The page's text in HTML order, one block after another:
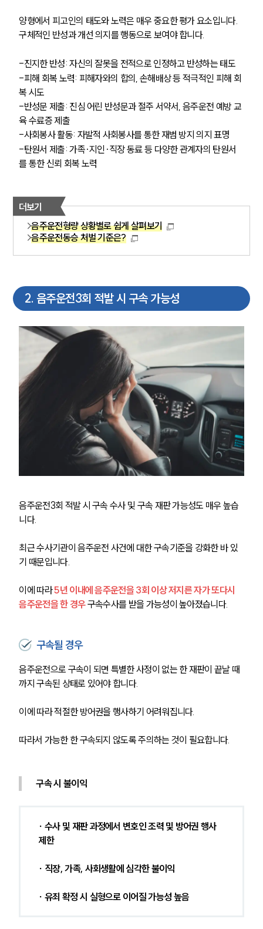
양형에서 피고인의 태도와 노력은 매우 중요한 평가 요소입니다.
구체적인 반성과 개선 의지를 행동으로 보여야 합니다.
-진지한 반성: 자신의 잘못을 전적으로 인정하고 반성하는 태도
-피해 회복 노력: 피해자와의 합의, 손해배상 등 적극적인 피해 회
복 시도
-반성문 제출: 진심 어린 반성문과 절주 서약서, 음주운전 예방 교
육 수료증 제출
-사회봉사 활동: 자발적 사회봉사를 통한 재범 방지 의지 표명
-탄원서 제출: 가족·지인·직장 동료 등 다양한 관계자의 탄원서
를 통한 신뢰 회복 노력
더보기
음주운전형량 상황별로 쉽게 살펴보기
음주운전동승 처벌 기준은?
2. 음주운전3회 적발 시 구속 가능성
음주운전3회 적발 시 구속 수사 및 구속 재판 가능성도 매우 높습
니다.
최근 수사기관이 음주운전 사건에 대한 구속기준을 강화한 바 있
기 때문입니다.
이에 따라 5년 이내에 음주운전을 3회 이상 저지른 자가 또다시
음주운전을 한 경우 구속수사를 받을 가능성이 높아졌습니다.
구속될 경우
음주운전으로 구속이 되면 특별한 사정이 없는 한 재판이 끝날 때
까지 구속된 상태로 있어야 합니다.
이에 따라 적절한 방어권을 행사하기 어려워집니다.
따라서 가능한 한 구속되지 않도록 주의하는 것이 필요합니다.
구속 시 불이익
∙ 수사 및 재판 과정에서 변호인 조력 및 방어권 행사
제한
∙ 직장, 가족, 사회생활에 심각한 불이익
∙ 유죄 확정 시 실형으로 이어질 가능성 높음